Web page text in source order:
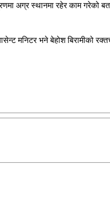
अग्र स्थानमा रहेर काम गरेको
मनिटर भने बेहोश